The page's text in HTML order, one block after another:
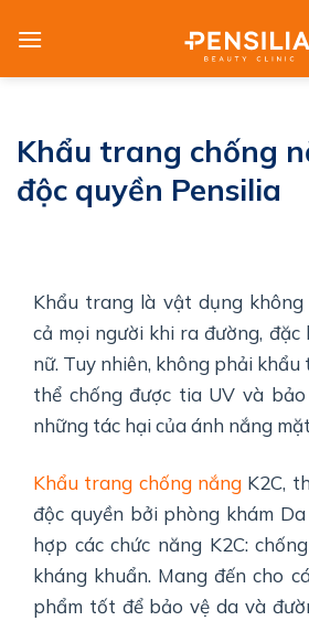
Khẩu trang chống
độc quyền Pensilia
Khẩu trang là vật dụng
cả mọi người khi ra đường, đặc
nữ. Tuy nhiên, không phải
thể chống được tia UV và
những tác hại của ánh nắng
Khẩu trang chống nắng K2C,
độc quyền bởi phòng khám Da
hợp các chức năng K2C:
kháng khuẩn. Mang đến cho
phẩm tốt để bảo vệ da và